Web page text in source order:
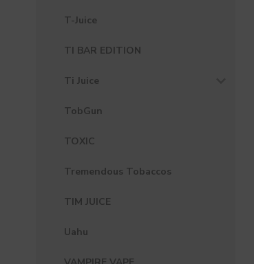
T-Juice
TI BAR EDITION
Ti Juice
TobGun
TOXIC
Tremendous Tobaccos
TIM JUICE
Uahu